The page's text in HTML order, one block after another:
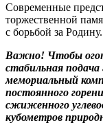
Современные
торжественной
с борьбой за Родину.
Важно! Чтобы
стабильная
мемориальный
постоянного
сжиженного
кубометров